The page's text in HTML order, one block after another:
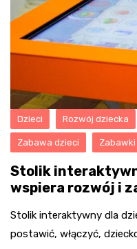
Dzieci Rozwój dziecka
Zabawa dzieci
Stolik
wspiera rozwój i
Stolik interaktywny dla
postawić, włączyć,